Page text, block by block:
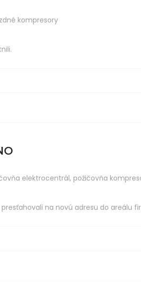
kompresory
elektrocentrál, požičovňa
na novú adresu do areálu